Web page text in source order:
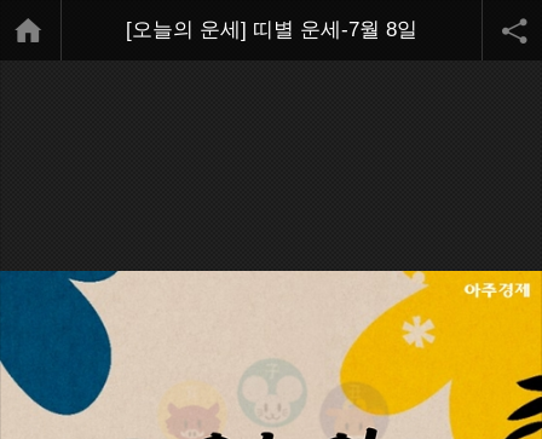
[오늘의 운세] 띠별 운세-7월 8일